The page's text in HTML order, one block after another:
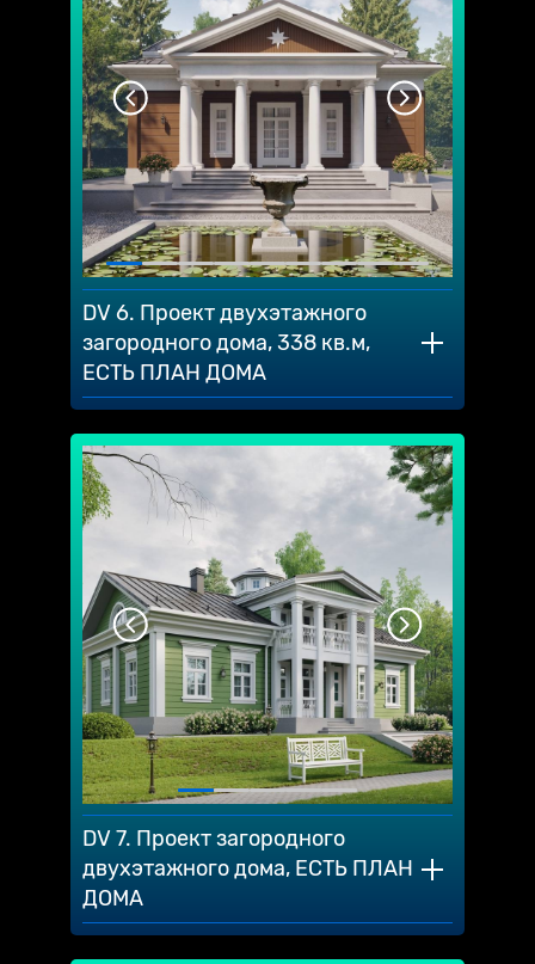
DV 6. Проект двухэтажного
загородного дома, 338 кв.м,
ЕСТЬ ПЛАН ДОМА
DV 7. Проект загородного
двухэтажного дома, ЕСТЬ ПЛАН
ДОМА